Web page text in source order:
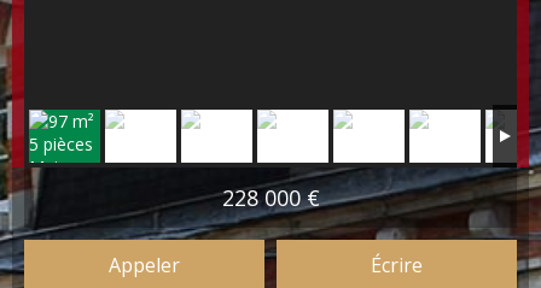
228 000 €
Appeler Écrire